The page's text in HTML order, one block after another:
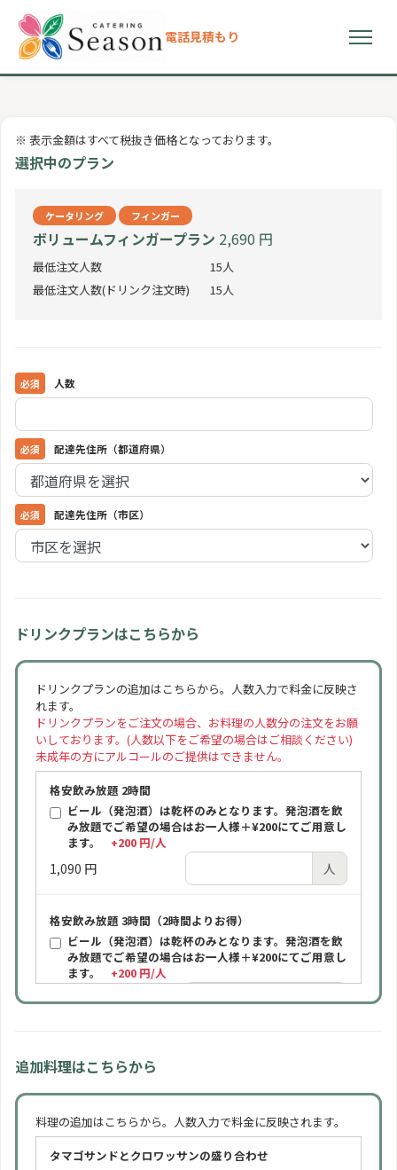
選ばれる理由
プラン
ドリンクメニュー
お客様の声
電話見積もり
※ 表示金額はすべて税抜き価格となっております。
選択中のプラン
ケータリング フィンガー
ボリュームフィンガープラン 2,690 円
最低注文人数
15人
最低注文人数(ドリンク注文時)
15人
人数
配達先住所（都道府県）
配達先住所（市区）
ドリンクプランはこちらから
ドリンクプランの追加はこちらから。人数入力で料金に反映さ
れます。
ドリンクプランをご注文の場合、お料理の人数分の注文をお願
いしております。(人数以下をご希望の場合はご相談ください)
未成年の方にアルコールのご提供はできません。
格安飲み放題 2時間
ビール（発泡酒）は乾杯のみとなります。発泡酒を飲
み放題でご希望の場合はお一人様＋¥200にてご用意し
ます。
+200 円/人
1,090 円 人
格安飲み放題 3時間（2時間よりお得）
ビール（発泡酒）は乾杯のみとなります。発泡酒を飲
み放題でご希望の場合はお一人様＋¥200にてご用意し
ます。
+200 円/人
1,590 円 人
ビールは通常「アサヒスーパードライ（缶）」をご提
1,590 円 人
追加料理はこちらから
料理の追加はこちらから。人数入力で料金に反映されます。
タマゴサンドとクロワッサンの盛り合わせ